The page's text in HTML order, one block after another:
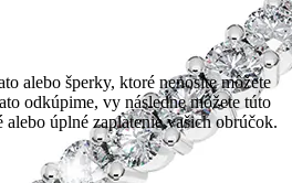
alebo šperky, ktoré nenosíte môžete
odkúpime, vy následne môžete túto
úplné zaplatenie vašich obrúčok.